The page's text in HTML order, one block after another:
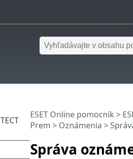
Správa
ESET Online pomocník >
Prem > Oznámenia >